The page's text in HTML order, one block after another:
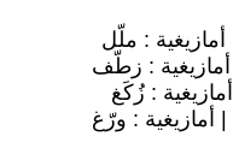
: ملّل
: زطّف
: زُكَغ
: ورّغ